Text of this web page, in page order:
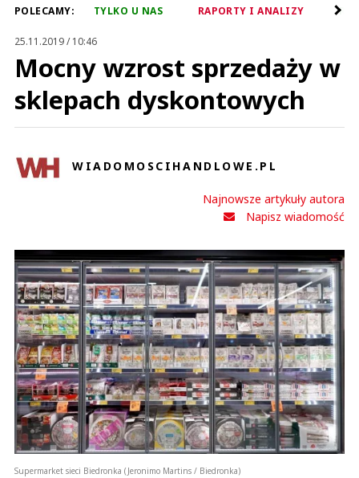
POLECAMY: TYLKO U NAS RAPORTY I ANALIZY
25.11.2019 / 10:46
Mocny wzrost sprzedaży w
sklepach dyskontowych
WIADOMOSCIHANDLOWE.PL
Najnowsze artykuły autora
Napisz wiadomość
Supermarket sieci Biedronka (Jeronimo Martins / Biedronka)